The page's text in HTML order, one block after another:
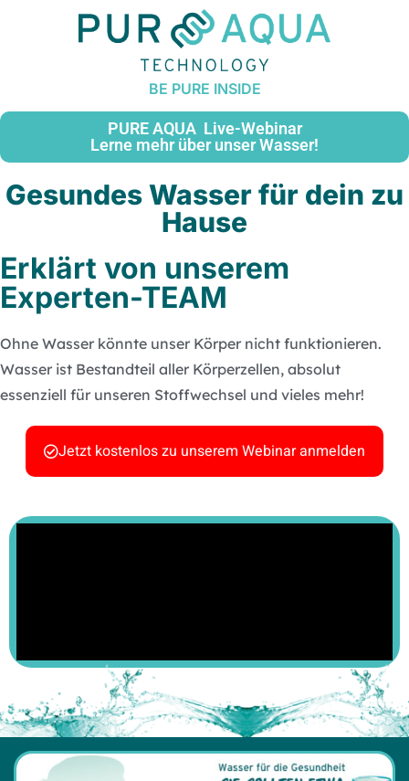
PURE AQUA Live-Webinar
Lerne mehr über unser Wasser!
Gesundes Wasser für dein zu
Hause
Erklärt von unserem
Experten-TEAM
Ohne Wasser könnte unser Körper nicht funktionieren.
Wasser ist Bestandteil aller Körperzellen, absolut
essenziell für unseren Stoffwechsel und vieles mehr!
Jetzt kostenlos zu unserem Webinar anmelden